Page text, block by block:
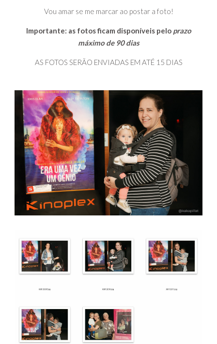
Vou amar se me marcar ao postar a foto!
Importante: as fotos ficam disponíveis peloprazo
máximo de 90 dias
AS FOTOS SERÃO ENVIADAS EM ATÉ 15 DIAS